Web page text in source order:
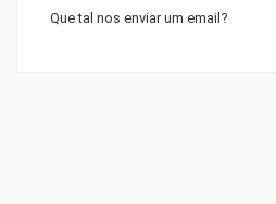
Que tal nos enviar um email?